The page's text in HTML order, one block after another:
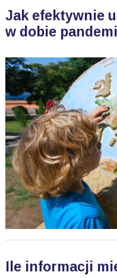
Jak efektywnie
w dobie
Ile informacji